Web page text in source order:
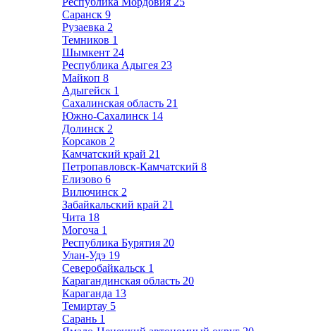
Саранск 9
Рузаевка 2
Темников 1
Шымкент 24
Республика Адыгея 23
Майкоп 8
Адыгейск 1
Сахалинская область 21
Южно-Сахалинск 14
Долинск 2
Корсаков 2
Камчатский край 21
Петропавловск-Камчатский 8
Елизово 6
Вилючинск 2
Забайкальский край 21
Чита 18
Могоча 1
Республика Бурятия 20
Улан-Удэ 19
Северобайкальск 1
Карагандинская область 20
Караганда 13
Темиртау 5
Сарань 1